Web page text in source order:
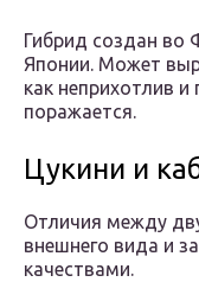
Гибрид создан во
Японии. Может
как неприхотлив
поражается.
Цукини и
Отличия между
внешнего вида и
качествами.